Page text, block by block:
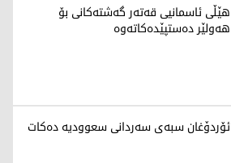
هێڵی ئاسمانیی قەتەر گەشتەکانی بۆ
هەولێر دەستپێدەکاتەوە
ئۆردۆغان سبەی سەردانی سعوودیە دەکات